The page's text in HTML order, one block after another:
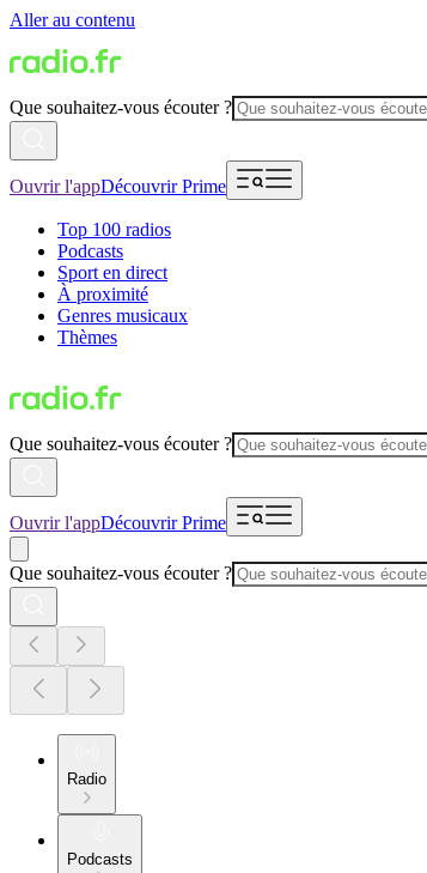
Aller au contenu
Que souhaitez-vous écouter ?
Ouvrir l'appDécouvrir Prime
Top 100 radios
Podcasts
Sport en direct
À proximité
Genres musicaux
Thèmes
Que souhaitez-vous écouter ?
Ouvrir l'appDécouvrir Prime
Que souhaitez-vous écouter ?
Radio
Podcasts